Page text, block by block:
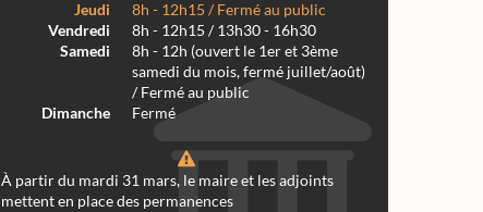
Jeudi
8h - 12h15 / Fermé au public
Vendredi
8h - 12h15 / 13h30 - 16h30
Samedi
8h - 12h (ouvert le 1er et 3ème
samedi du mois, fermé juillet/août)
/ Fermé au public
Dimanche
Fermé
À partir du mardi 31 mars, le maire et les adjoints
mettent en place des permanences